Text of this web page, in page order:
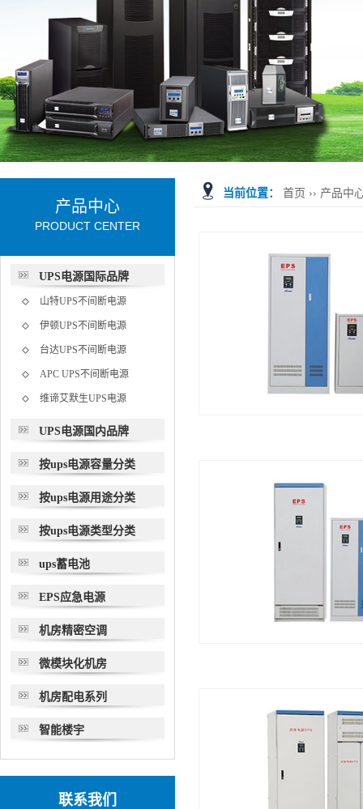
当前位置： 首页 ›› 产品中
产品中心
PRODUCT CENTER
UPS电源国际品牌
山特UPS不间断电源
伊顿UPS不间断电源
台达UPS不间断电源
APC UPS不间断电源
维谛艾默生UPS电源
UPS电源国内品牌
按ups电源容量分类
按ups电源用途分类
按ups电源类型分类
ups蓄电池
EPS应急电源
机房精密空调
微模块化机房
机房配电系列
智能楼宇
联系我们